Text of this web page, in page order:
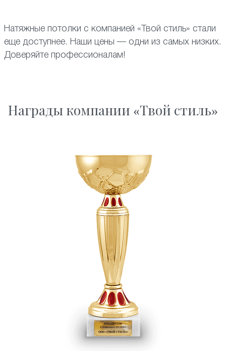
Натяжные потолки с компанией «Твой стиль» стали
еще доступнее. Наши цены — одни из самых низких.
Доверяйте профессионалам!
Награды компании «Твой стиль»